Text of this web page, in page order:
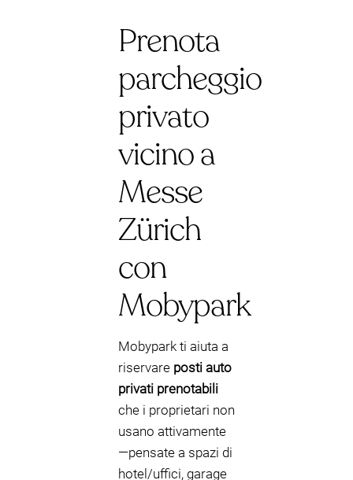
Prenota
parcheggio
privato
vicino a
Messe
Zürich
con
Mobypark
Mobypark ti aiuta a
riservare posti auto
privati prenotabili
che i proprietari non
usano attivamente
—pensate a spazi di
hotel/uffici, garage